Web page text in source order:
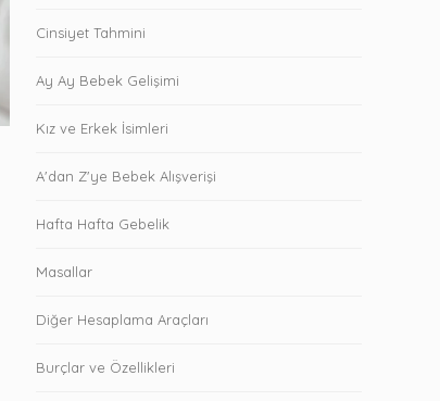
Cinsiyet Tahmini
Ay Ay Bebek Gelişimi
Kız ve Erkek İsimleri
A'dan Z'ye Bebek Alışverişi
Hafta Hafta Gebelik
Masallar
Diğer Hesaplama Araçları
Burçlar ve Özellikleri